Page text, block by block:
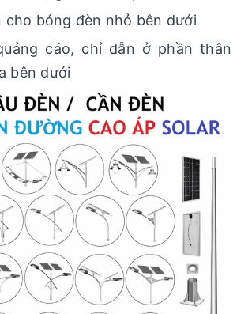
cho bóng đèn nhỏ bên dưới
cáo, chỉ dẫn ở phần thân
bên dưới